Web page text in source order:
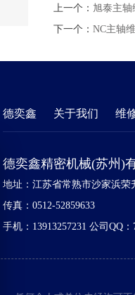
上一个： 旭泰主轴
下一个：NC主轴
德奕鑫 关于我们 维
德奕鑫精密机械(苏州)
地址：江苏省常熟市沙家浜荣
传真：0512-52859633
手机：13913257231 公司QQ：